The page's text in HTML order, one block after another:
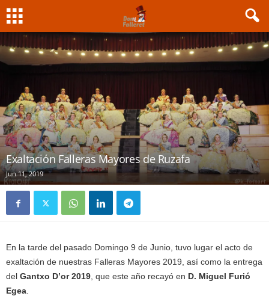
Exaltación Falleras Mayores de Ruzafa
Jun 11, 2019
En la tarde del pasado Domingo 9 de Junio, tuvo lugar el acto de
exaltación de nuestras Falleras Mayores 2019, así como la entrega
del Gantxo D’or 2019, que este año recayó en D. Miguel Furió
Egea.